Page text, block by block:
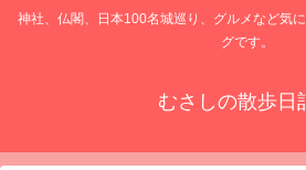
神社、仏閣、日本100名城巡り、グルメなど気
グです。
むさしの散歩日